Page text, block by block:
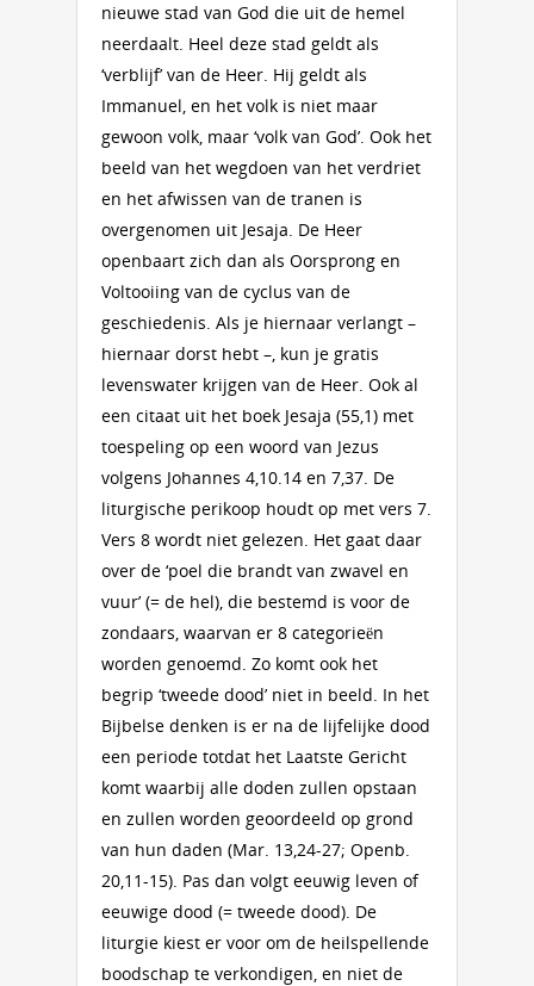
nieuwe stad van God die uit de hemel
neerdaalt. Heel deze stad geldt als
‘verblijf’ van de Heer. Hij geldt als
Immanuel, en het volk is niet maar
gewoon volk, maar ‘volk van God’. Ook het
beeld van het wegdoen van het verdriet
en het afwissen van de tranen is
overgenomen uit Jesaja. De Heer
openbaart zich dan als Oorsprong en
Voltooiing van de cyclus van de
geschiedenis. Als je hiernaar verlangt –
hiernaar dorst hebt –, kun je gratis
levenswater krijgen van de Heer. Ook al
een citaat uit het boek Jesaja (55,1) met
toespeling op een woord van Jezus
volgens Johannes 4,10.14 en 7,37. De
liturgische perikoop houdt op met vers 7.
Vers 8 wordt niet gelezen. Het gaat daar
over de ‘poel die brandt van zwavel en
vuur’ (= de hel), die bestemd is voor de
zondaars, waarvan er 8 categorieën
worden genoemd. Zo komt ook het
begrip ‘tweede dood’ niet in beeld. In het
Bijbelse denken is er na de lijfelijke dood
een periode totdat het Laatste Gericht
komt waarbij alle doden zullen opstaan
en zullen worden geoordeeld op grond
van hun daden (Mar. 13,24-27; Openb.
20,11-15). Pas dan volgt eeuwig leven of
eeuwige dood (= tweede dood). De
liturgie kiest er voor om de heilspellende
boodschap te verkondigen, en niet de